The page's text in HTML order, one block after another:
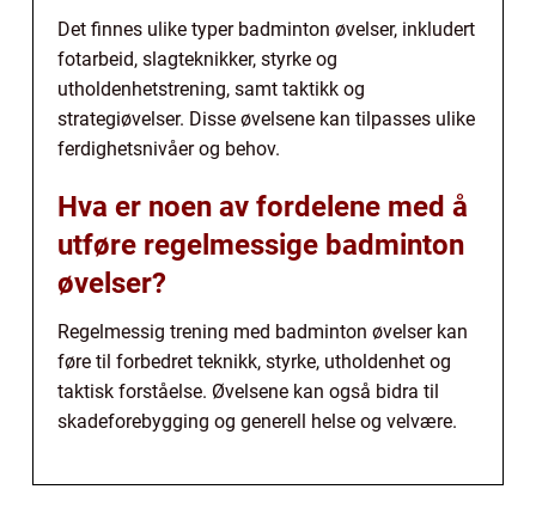
Det finnes ulike typer badminton øvelser, inkludert
fotarbeid, slagteknikker, styrke og
utholdenhetstrening, samt taktikk og
strategiøvelser. Disse øvelsene kan tilpasses ulike
ferdighetsnivåer og behov.
Hva er noen av fordelene med å
utføre regelmessige badminton
øvelser?
Regelmessig trening med badminton øvelser kan
føre til forbedret teknikk, styrke, utholdenhet og
taktisk forståelse. Øvelsene kan også bidra til
skadeforebygging og generell helse og velvære.